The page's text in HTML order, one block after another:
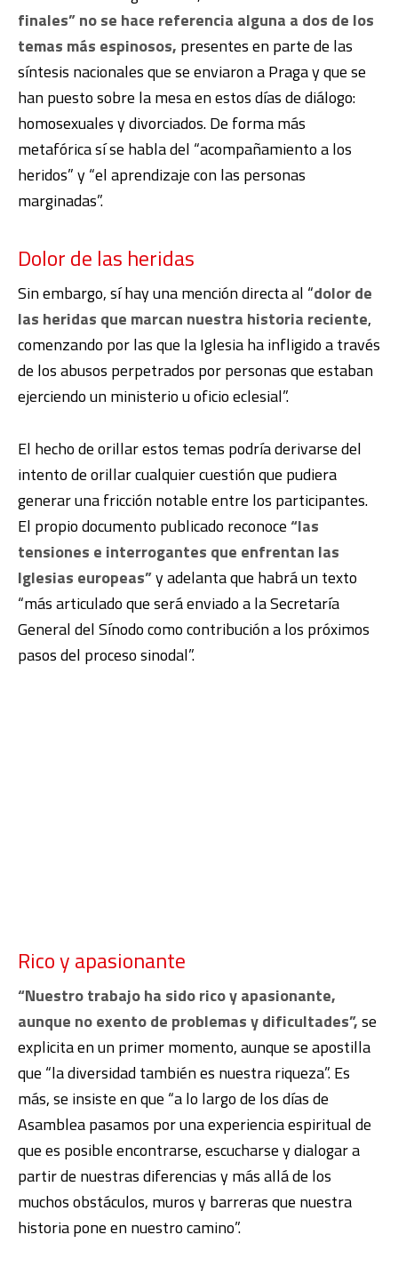
finales” no se hace referencia alguna a dos de los
temas más espinosos, presentes en parte de las
síntesis nacionales que se enviaron a Praga y que se
han puesto sobre la mesa en estos días de diálogo:
homosexuales y divorciados. De forma más
metafórica sí se habla del “acompañamiento a los
heridos” y “el aprendizaje con las personas
marginadas”.
Dolor de las heridas
Sin embargo, sí hay una mención directa al “dolor de
las heridas que marcan nuestra historia reciente,
comenzando por las que la Iglesia ha infligido a través
de los abusos perpetrados por personas que estaban
ejerciendo un ministerio u oficio eclesial”.
El hecho de orillar estos temas podría derivarse del
intento de orillar cualquier cuestión que pudiera
generar una fricción notable entre los participantes.
El propio documento publicado reconoce“las
tensiones e interrogantes que enfrentan las
Iglesias europeas”y adelanta que habrá un texto
“más articulado que será enviado a la Secretaría
General del Sínodo como contribución a los próximos
pasos del proceso sinodal”.
Rico y apasionante
“Nuestro trabajo ha sido rico y apasionante,
aunque no exento de problemas y dificultades”,se
explicita en un primer momento, aunque se apostilla
que “la diversidad también es nuestra riqueza”. Es
más, se insiste en que “a lo largo de los días de
Asamblea pasamos por una experiencia espiritual de
que es posible encontrarse, escucharse y dialogar a
partir de nuestras diferencias y más allá de los
muchos obstáculos, muros y barreras que nuestra
historia pone en nuestro camino”.